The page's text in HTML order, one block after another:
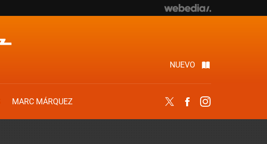
NUEVO
MARC MÁRQUEZ
Twitter Facebook